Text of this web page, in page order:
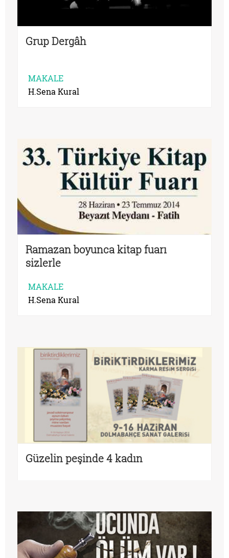
Grup Dergâh
MAKALE
H.Sena Kural
Ramazan boyunca kitap fuarı
sizlerle
MAKALE
H.Sena Kural
Güzelin peşinde 4 kadın